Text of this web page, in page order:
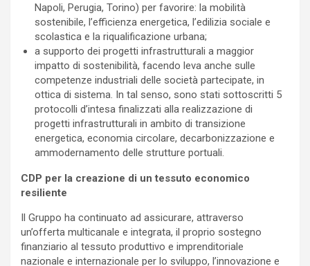
Napoli, Perugia, Torino) per favorire: la mobilità
sostenibile, l’efficienza energetica, l’edilizia sociale e
scolastica e la riqualificazione urbana;
a supporto dei progetti infrastrutturali a maggior
impatto di sostenibilità, facendo leva anche sulle
competenze industriali delle società partecipate, in
ottica di sistema. In tal senso, sono stati sottoscritti 5
protocolli d’intesa finalizzati alla realizzazione di
progetti infrastrutturali in ambito di transizione
energetica, economia circolare, decarbonizzazione e
ammodernamento delle strutture portuali.
CDP per la creazione di un tessuto economico
resiliente
Il Gruppo ha continuato ad assicurare, attraverso
un’offerta multicanale e integrata, il proprio sostegno
finanziario al tessuto produttivo e imprenditoriale
nazionale e internazionale per lo sviluppo, l’innovazione e